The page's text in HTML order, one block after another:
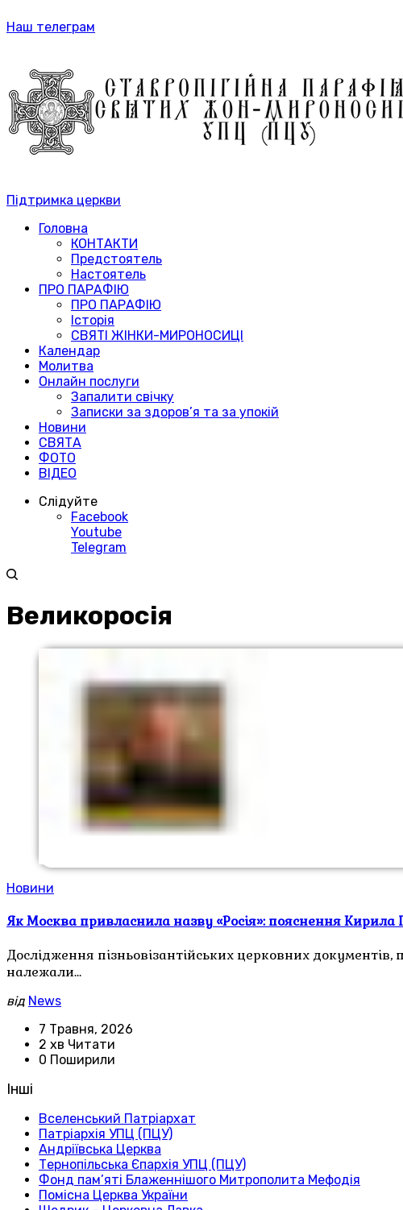
Наш телеграм
Підтримка церкви
Головна
КОНТАКТИ
Предстоятель
Настоятель
ПРО ПАРАФІЮ
ПРО ПАРАФІЮ
Історія
СВЯТІ ЖІНКИ-МИРОНОСИЦІ
Календар
Молитва
Онлайн послуги
Запалити свічку
Записки за здоров’я та за упокій
Новини
СВЯТА
ФОТО
ВІДЕО
Слідуйте
Facebook
Youtube
Telegram
Великоросія
Новини
Як Москва привласнила назву «Росія»: пояснення Кирила
Дослідження пізньовізантійських церковних
належали…
від News
7 Травня, 2026
2 хв Читати
0 Поширили
Інші
Вселенський Патріархат
Патріархія УПЦ (ПЦУ)
Андріївська Церква
Тернопільська Єпархія УПЦ (ПЦУ)
Фонд пам’яті Блаженнішого Митрополита Мефодія
Помісна Церква України